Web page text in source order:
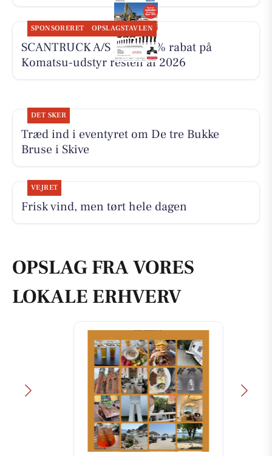
SPONSORERET OPSLAGSTAVLEN
SCANTRUCK A/S giver 15% rabat på
Komatsu-udstyr resten af 2026
DET SKER
Træd ind i eventyret om De tre Bukke
Bruse i Skive
VEJRET
Frisk vind, men tørt hele dagen
OPSLAG FRA VORES
LOKALE ERHVERV